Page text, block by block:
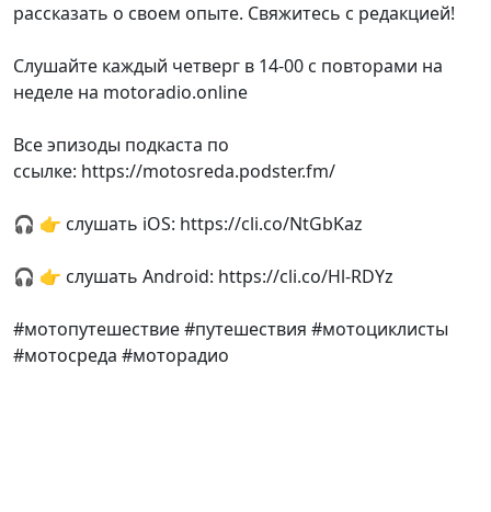
рассказать о своем опыте. Свяжитесь с редакцией!
Слушайте каждый четверг в 14-00 с повторами на
неделе на motoradio.online
Все эпизоды подкаста по
ссылке: https://motosreda.podster.fm/
🎧 👉 слушать iOS: https://cli.co/NtGbKaz
🎧 👉 слушать Android: https://cli.co/Hl-RDYz
#мотопутешествие #путешествия #мотоциклисты
#мотосреда #моторадио